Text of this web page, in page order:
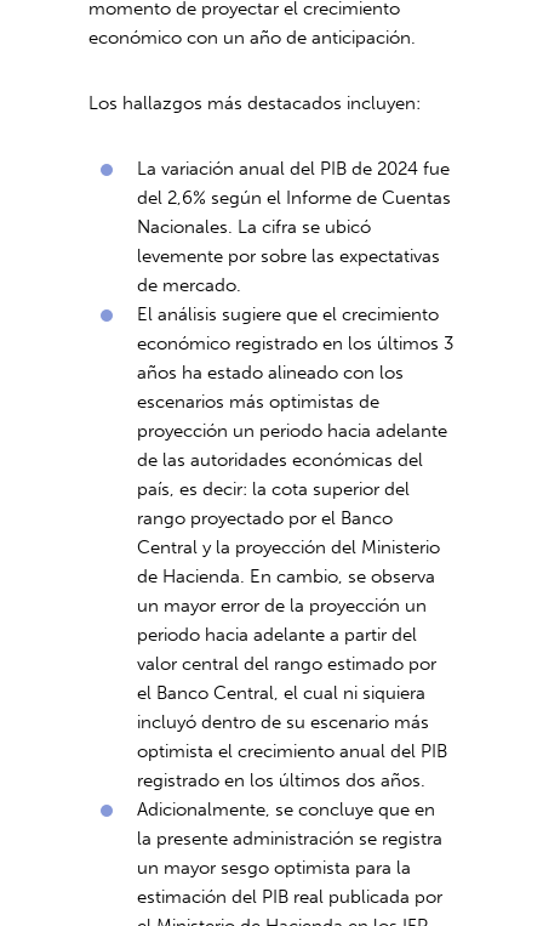
momento de proyectar el crecimiento
económico con un año de anticipación.
Los hallazgos más destacados incluyen:
La variación anual del PIB de 2024 fue
del 2,6% según el Informe de Cuentas
Nacionales. La cifra se ubicó
levemente por sobre las expectativas
de mercado.
El análisis sugiere que el crecimiento
económico registrado en los últimos 3
años ha estado alineado con los
escenarios más optimistas de
proyección un periodo hacia adelante
de las autoridades económicas del
país, es decir: la cota superior del
rango proyectado por el Banco
Central y la proyección del Ministerio
de Hacienda. En cambio, se observa
un mayor error de la proyección un
periodo hacia adelante a partir del
valor central del rango estimado por
el Banco Central, el cual ni siquiera
incluyó dentro de su escenario más
optimista el crecimiento anual del PIB
registrado en los últimos dos años.
Adicionalmente, se concluye que en
la presente administración se registra
un mayor sesgo optimista para la
estimación del PIB real publicada por